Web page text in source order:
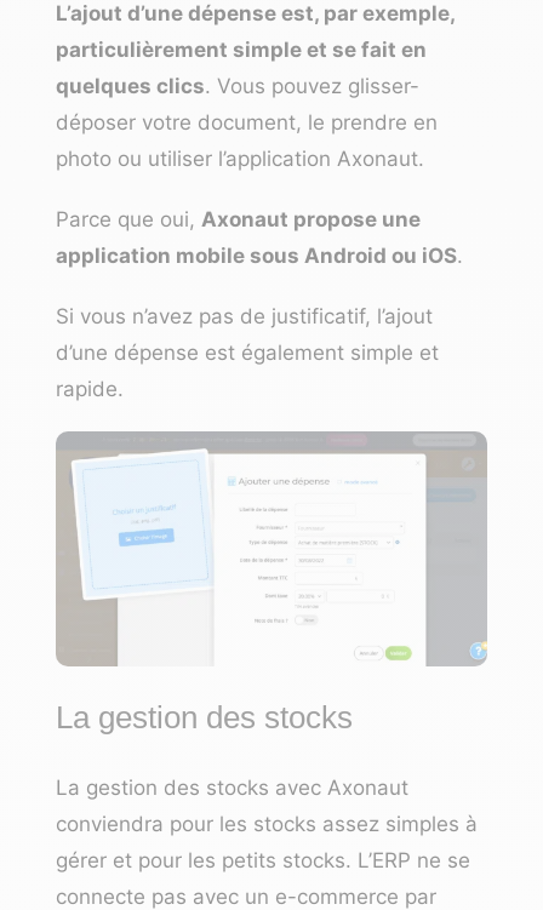
L’ajout d’une dépense est, par exemple,
particulièrement simple et se fait en
quelques clics. Vous pouvez glisser-
déposer votre document, le prendre en
photo ou utiliser l’application Axonaut.
Parce que oui, Axonaut propose une
application mobile sous Android ou iOS.
Si vous n’avez pas de justificatif, l’ajout
d’une dépense est également simple et
rapide.
La gestion des stocks
La gestion des stocks avec Axonaut
conviendra pour les stocks assez simples à
gérer et pour les petits stocks. L’ERP ne se
connecte pas avec un e-commerce par